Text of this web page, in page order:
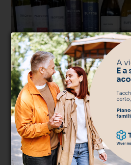
Agroindústria Há 2 semanas
Secretaria de Agricultura
de Bento Adega”
Nova chancela valoriza a produção de
das agroindústrias familiares; evento
(25) na Via Del Vino